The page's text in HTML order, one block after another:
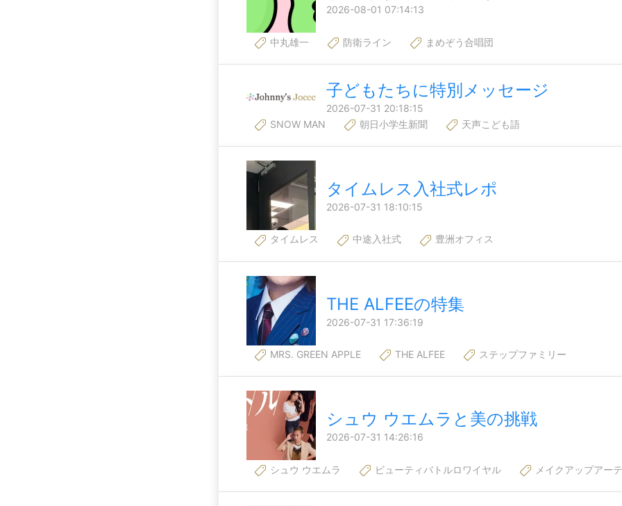
2026-08-01 07:14:13
中丸雄一 防衛ライン まめぞう合唱団
子どもたちに特別メッセージ
2026-07-31 20:18:15
SNOW MAN
朝日小学生新聞 天声こども語
タイムレス入社式レポ
2026-07-31 18:10:15
タイムレス 中途入社式 豊洲オフィス
THE ALFEEの特集
2026-07-31 17:36:19
MRS. GREEN APPLE THE ALFEE ステップファミリー
シュウ ウエムラと美の挑戦
2026-07-31 14:26:16
シュウ ウエムラ ビューティバトルロワイヤル メイクアップアー